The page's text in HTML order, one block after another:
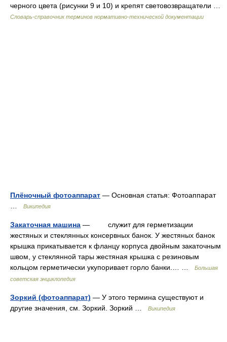
черного цвета (рисунки 9 и 10) и крепят световозвращатели …
Словарь-справочник терминов нормативно-технической документации
Плёночный фотоаппарат — Основная статья: Фотоаппарат
Википедия
Закаточная машина — служит для герметизации
жестяных и стеклянных консервных банок. У жестяных банок
крышка прикатывается к фланцу корпуса двойным закаточным
швом, у стеклянной тары жестяная крышка с резиновым
кольцом герметически укупоривает горло банки.… …
Большая
советская энциклопедия
Зоркий (фотоаппарат) — У этого термина существуют и
другие значения, см. Зоркий. Зоркий …
Википедия